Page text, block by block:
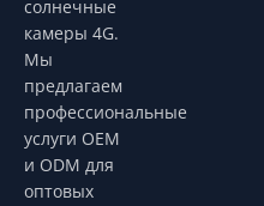
солнечные
камеры 4G.
Мы
предлагаем
профессиональные
услуги OEM
и ODM для
оптовых